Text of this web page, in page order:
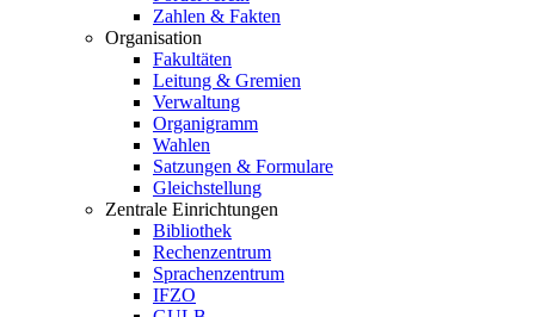
Zahlen & Fakten
Organisation
Fakultäten
Leitung & Gremien
Verwaltung
Organigramm
Wahlen
Satzungen & Formulare
Gleichstellung
Zentrale Einrichtungen
Bibliothek
Rechenzentrum
Sprachenzentrum
IFZO